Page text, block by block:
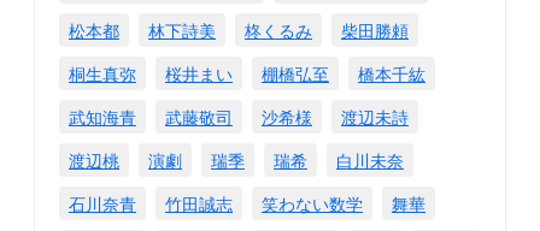
松本都
林下詩美 柊くるみ
柴田勝頼
桐生真弥
桜井まい 棚橋弘至
橋本千紘
武知海青
武藤敬司 沙希様
渡辺未詩
渡辺桃
演劇 瑞季 瑞希
白川未奈
石川奈青
竹田誠志 笑わない数学 舞華